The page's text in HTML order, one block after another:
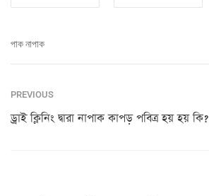
পাক নাপাক
PREVIOUS
ড্রাই ক্লিনিং দ্বারা নাপাক কাপড় পবিত্র হয় হয় কি?